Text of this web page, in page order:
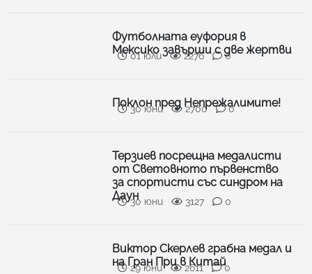
Футболната еуфория в
Мексико завърши с две жертви
01 юли 2276 0
Поклон пред Непрежалимите!
30 юни 2700 0
Терзиев посрещна медалисти
от Световното първенство
за спортисти със синдром на
Даун30 юни 3127 0
Виктор Скерлев грабна медал и
на Гран При в Китай
29 юни 2611 0